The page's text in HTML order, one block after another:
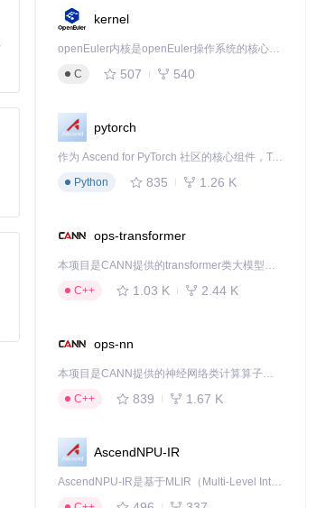
出色地执行复杂的多模态指令。
kernel
openEuler内核是openEuler操作系统的核心，既是系统性能与稳定性的基石，也是连接处理器、设备与服务的桥梁。
C
507 540
pytorch
作为 Ascend for PyTorch 社区的核心组件，TorchNPU 是昇腾专为 PyTorch 打造的深度学习适配插件，使 PyTorch 框架能够直接调用昇腾 NPU，为开发者提供昇腾 AI 处理器的超强算力。
Python
835 1.26 K
ops-transformer
本项目是CANN提供的transformer类大模型算子库，实现网络在NPU上加速计算。
C++
1.03 K 2.44 K
ops-nn
本项目是CANN提供的神经网络类计算算子库，实现网络在NPU上加速计算。
C++
839 1.67 K
AscendNPU-IR
AscendNPU-IR是基于MLIR（Multi-Level Intermediate Representation）构建的，面向昇腾亲和算子编译时使用的中间表示，提供昇腾完备表达能力，通过编译优化提升昇腾AI处理器计算效率，支持通过生态框架使能昇腾AI处理器与深度调优